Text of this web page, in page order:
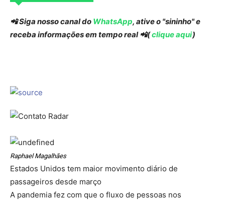
📲 Siga nosso canal do WhatsApp, ative o "sininho" e
receba informações em tempo real 📲(clique aqui)
Raphael Magalhães
Estados Unidos tem maior movimento diário de
passageiros desde março
A pandemia fez com que o fluxo de pessoas nos